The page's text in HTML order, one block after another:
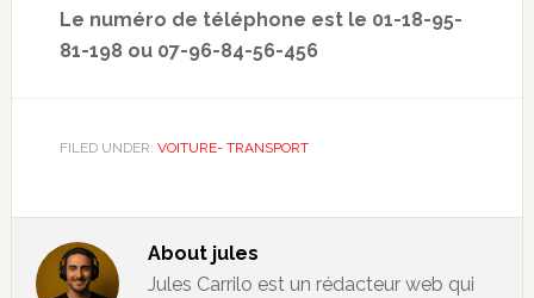
Le numéro de téléphone est le 01-18-95-
81-198 ou 07-96-84-56-456
FILED UNDER: VOITURE- TRANSPORT
About jules
Jules Carrilo est un rédacteur web qui